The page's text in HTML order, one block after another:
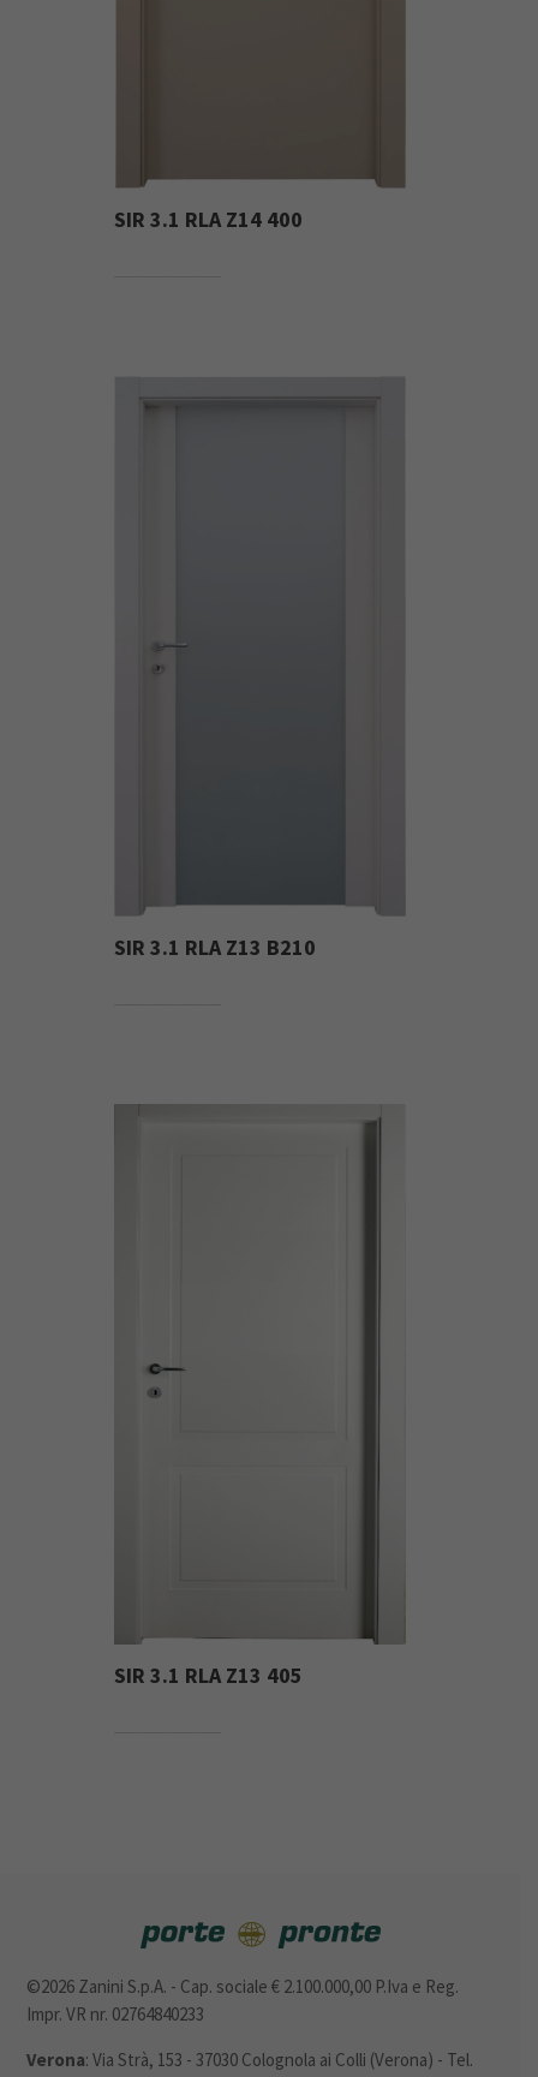
SIR 3.1 RLA Z14 400
SIR 3.1 RLA Z13 B210
SIR 3.1 RLA Z13 405
©2026 Zanini S.p.A. - Cap. sociale € 2.100.000,00 P.Iva e Reg.
Impr. VR nr. 02764840233
Verona: Via Strà, 153 - 37030 Colognola ai Colli (Verona) - Tel.